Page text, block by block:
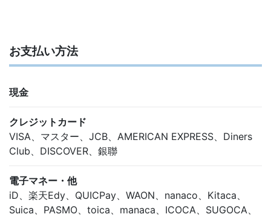
お支払い方法
現金
クレジットカード
VISA、マスター、JCB、AMERICAN EXPRESS、Diners
Club、DISCOVER、銀聯
電子マネー・他
iD、楽天Edy、QUICPay、WAON、nanaco、Kitaca、
Suica、PASMO、toica、manaca、ICOCA、SUGOCA、